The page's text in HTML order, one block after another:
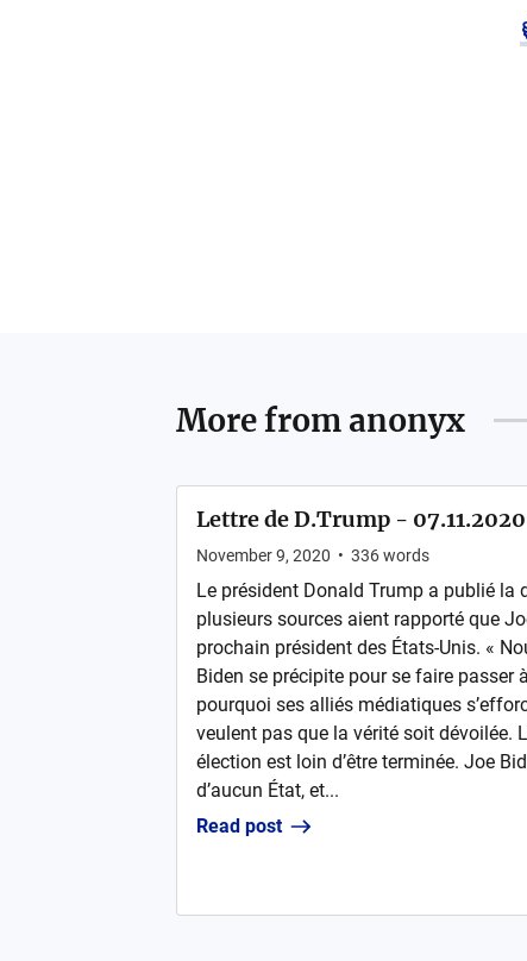
More from anonyx
Lettre de D.Trump - 07.11.2020
November 9, 2020 • 336words
Le président Donald Trump a publié la
plusieurs sources aient rapporté que
prochain président des États-Unis. «
Biden se précipite pour se faire passer
pourquoi ses alliés médiatiques
veulent pas que la vérité soit dévoilée.
élection est loin d’être terminée. Joe
d’aucun État, et...
Read post